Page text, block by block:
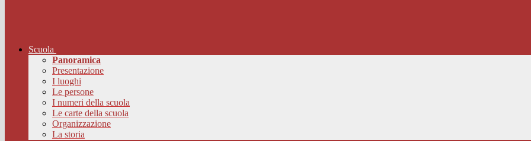
Scuola
Panoramica
Presentazione
I luoghi
Le persone
I numeri della scuola
Le carte della scuola
Organizzazione
La storia